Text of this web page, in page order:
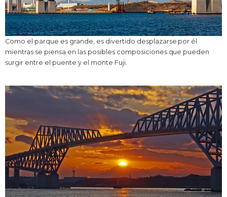
Como el parque es grande, es divertido desplazarse por él
mientras se piensa en las posibles composiciones que pueden
surgir entre el puente y el monte Fuji.